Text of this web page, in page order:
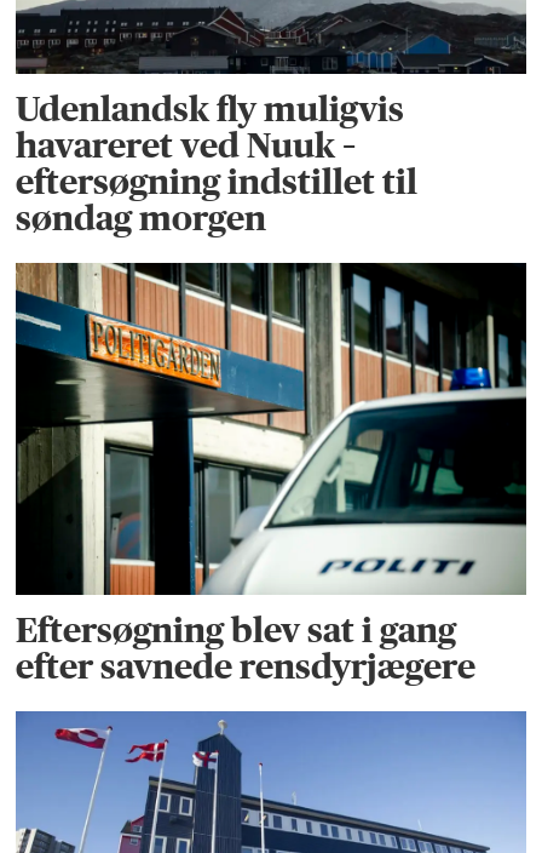
Udenlandsk fly muligvis
havareret ved Nuuk –
eftersøgning indstillet til
søndag morgen
Eftersøgning blev sat i gang
efter savnede rensdyrjægere